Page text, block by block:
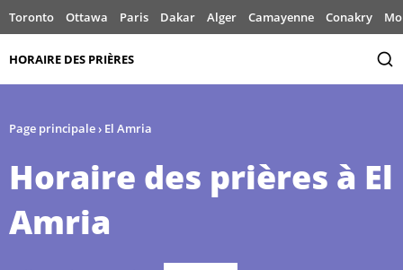
Toronto Ottawa Paris Dakar Alger Camayenne Conakry
HORAIRE DES PRIÈRES
Page principale› El Amria
Horaire des prières à El
Amria